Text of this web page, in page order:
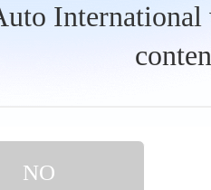
International
NO